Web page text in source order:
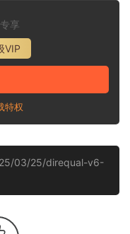
专享
VIP
特权
03/25/direqual-v6-